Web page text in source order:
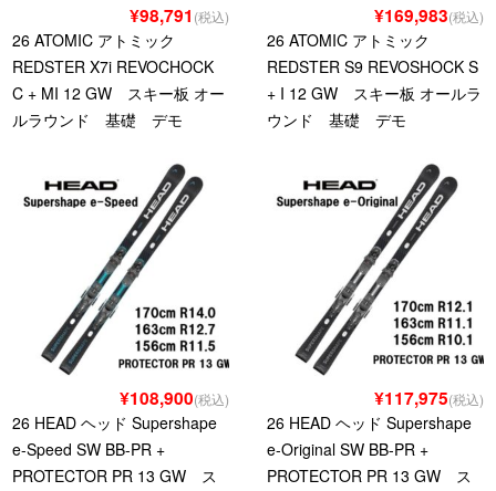
¥98,791 (税込)
26 ATOMIC アトミック
REDSTER X7i REVOCHOCK
C + MI 12 GW スキー板 オー
ルラウンド 基礎 デモ
¥169,983(税込)
26 ATOMIC アトミック
REDSTER S9 REVOSHOCK S
+ I 12 GW スキー板 オールラ
ウンド 基礎 デモ
¥108,900(税込)
26 HEAD ヘッド Supershape
e-Speed SW BB-PR +
PROTECTOR PR 13 GW ス
¥117,975(税込)
26 HEAD ヘッド Supershape
e-Original SW BB-PR +
PROTECTOR PR 13 GW ス